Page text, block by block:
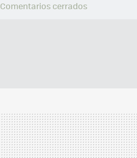
Comentarios cerrados